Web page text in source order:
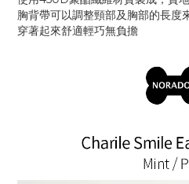
胸背帶可以調整頸部及胸部的長度
穿著起來舒適輕巧無負擔